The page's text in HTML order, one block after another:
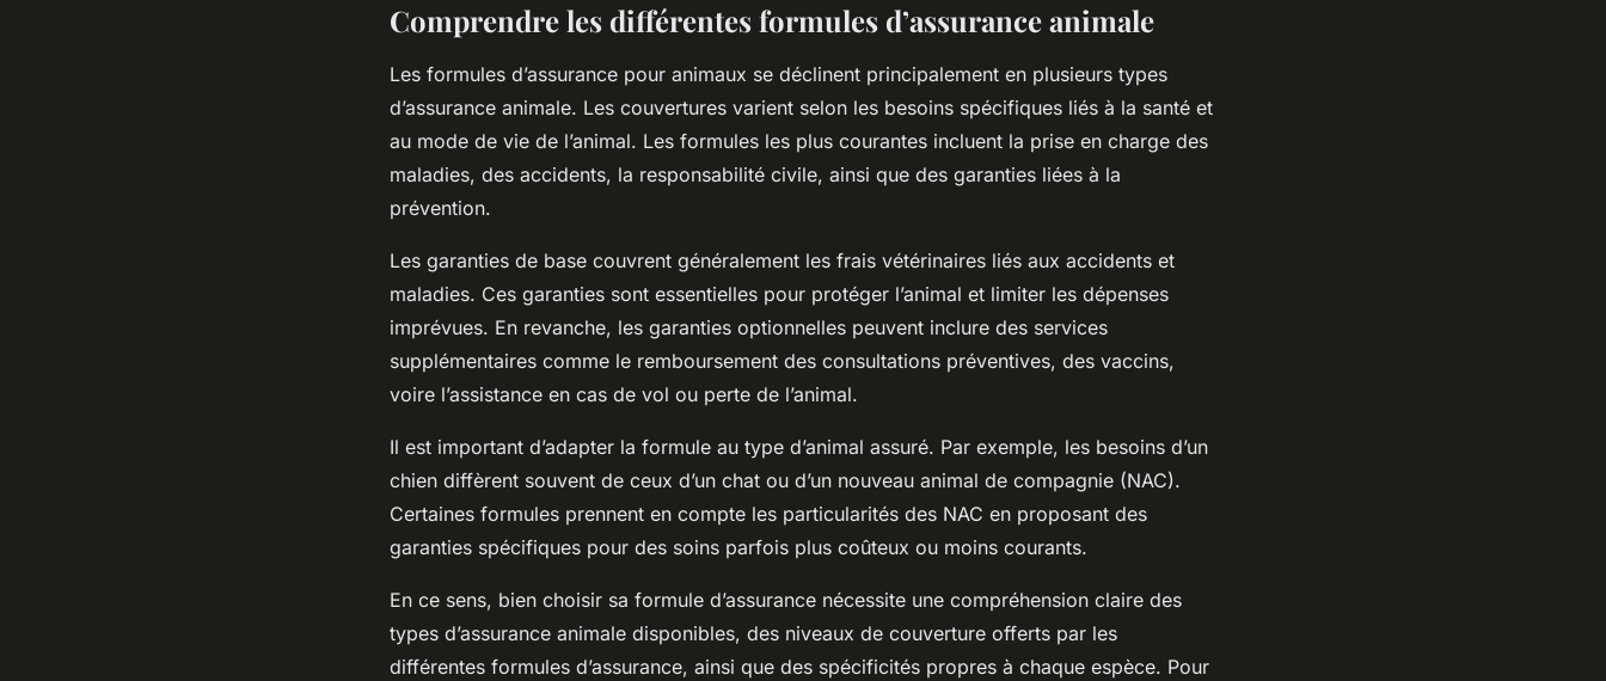
Comprendre les différentes formules d’assurance animale
Les formules d’assurance pour animaux se déclinent principalement en plusieurs types
d’assurance animale. Les couvertures varient selon les besoins spécifiques liés à la santé et
au mode de vie de l’animal. Les formules les plus courantes incluent la prise en charge des
maladies, des accidents, la responsabilité civile, ainsi que des garanties liées à la
prévention.
Les garanties de base couvrent généralement les frais vétérinaires liés aux accidents et
maladies. Ces garanties sont essentielles pour protéger l’animal et limiter les dépenses
imprévues. En revanche, les garanties optionnelles peuvent inclure des services
supplémentaires comme le remboursement des consultations préventives, des vaccins,
voire l’assistance en cas de vol ou perte de l’animal.
Il est important d’adapter la formule au type d’animal assuré. Par exemple, les besoins d’un
chien diffèrent souvent de ceux d’un chat ou d’un nouveau animal de compagnie (NAC).
Certaines formules prennent en compte les particularités des NAC en proposant des
garanties spécifiques pour des soins parfois plus coûteux ou moins courants.
En ce sens, bien choisir sa formule d’assurance nécessite une compréhension claire des
types d’assurance animale disponibles, des niveaux de couverture offerts par les
différentes formules d’assurance, ainsi que des spécificités propres à chaque espèce. Pour